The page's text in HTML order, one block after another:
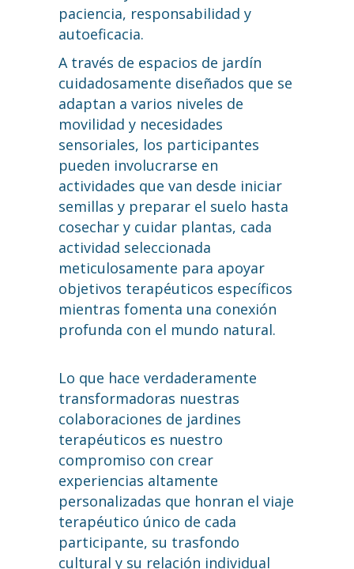
paciencia, responsabilidad y
autoeficacia.
A través de espacios de jardín
cuidadosamente diseñados que se
adaptan a varios niveles de
movilidad y necesidades
sensoriales, los participantes
pueden involucrarse en
actividades que van desde iniciar
semillas y preparar el suelo hasta
cosechar y cuidar plantas, cada
actividad seleccionada
meticulosamente para apoyar
objetivos terapéuticos específicos
mientras fomenta una conexión
profunda con el mundo natural.
Lo que hace verdaderamente
transformadoras nuestras
colaboraciones de jardines
terapéuticos es nuestro
compromiso con crear
experiencias altamente
personalizadas que honran el viaje
terapéutico único de cada
participante, su trasfondo
cultural y su relación individual